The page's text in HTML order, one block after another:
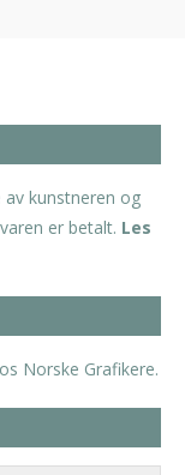
kunstneren og
er betalt. Les
Norske Grafikere.